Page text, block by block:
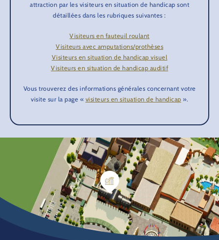
attraction par les visiteurs en situation de handicap sont
détaillées dans les rubriques suivantes :
Visiteurs en fauteuil roulant
Visiteurs avec amputations/prothèses
Visiteurs en situation de handicap visuel
Visiteurs en situation de handicap auditif
Vous trouverez des informations générales concernant votre
visite sur la page « visiteurs en situation de handicap ».